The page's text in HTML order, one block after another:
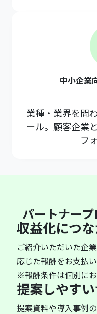
中小企業
業種・業界を問
ール。顧客企業
フ
パートナー
収益化につ
ご紹介いただいた企
応じた報酬をお支払い
※報酬条件は個別にお
提案しやす
提案資料や導入事例